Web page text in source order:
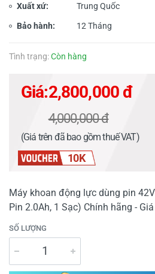
Xuất xứ: Trung Quốc
Bảo hành: 12 Tháng
Tình trạng:Còn hàng
Giá:2,800,000 đ
4,000,000 đ
(Giá trên đã bao gồm thuế VAT)
10K
Máy khoan động lực dùng pin
Pin 2.0Ah, 1 Sạc) Chính hãng -
SỐ LƯỢNG